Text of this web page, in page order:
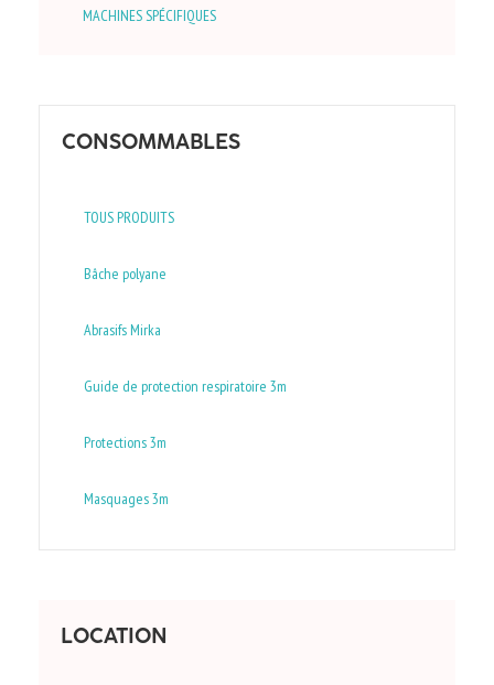
MACHINES SPÉCIFIQUES
CONSOMMABLES
TOUS PRODUITS
Bâche polyane
Abrasifs Mirka
Guide de protection respiratoire 3m
Protections 3m
Masquages 3m
LOCATION